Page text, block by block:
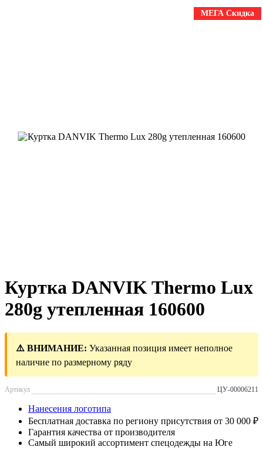
МЕГА Скидка
Куртка DANVIK Thermo Lux
280g утепленная 160600
⚠️ ВНИМАНИЕ: Указанная позиция имеет неполное
наличие по размерному ряду
Артикул ЦУ-00006211
Нанесения логотипа
Бесплатная доставка по региону присутствия от 30 000 ₽
Гарантия качества от производителя
Самый широкий ассортимент спецодежды на Юге